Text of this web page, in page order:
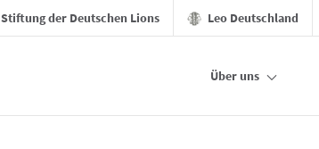
Stiftung der Deutschen Lions Leo Deutschland
Über uns